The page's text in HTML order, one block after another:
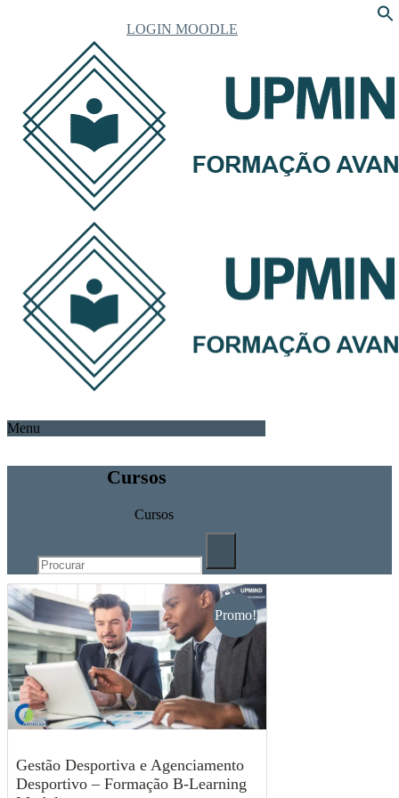
LOGIN MOODLE
Menu
Cursos
Cursos
Promo!
Gestão Desportiva e Agenciamento
Desportivo – Formação B-Learning